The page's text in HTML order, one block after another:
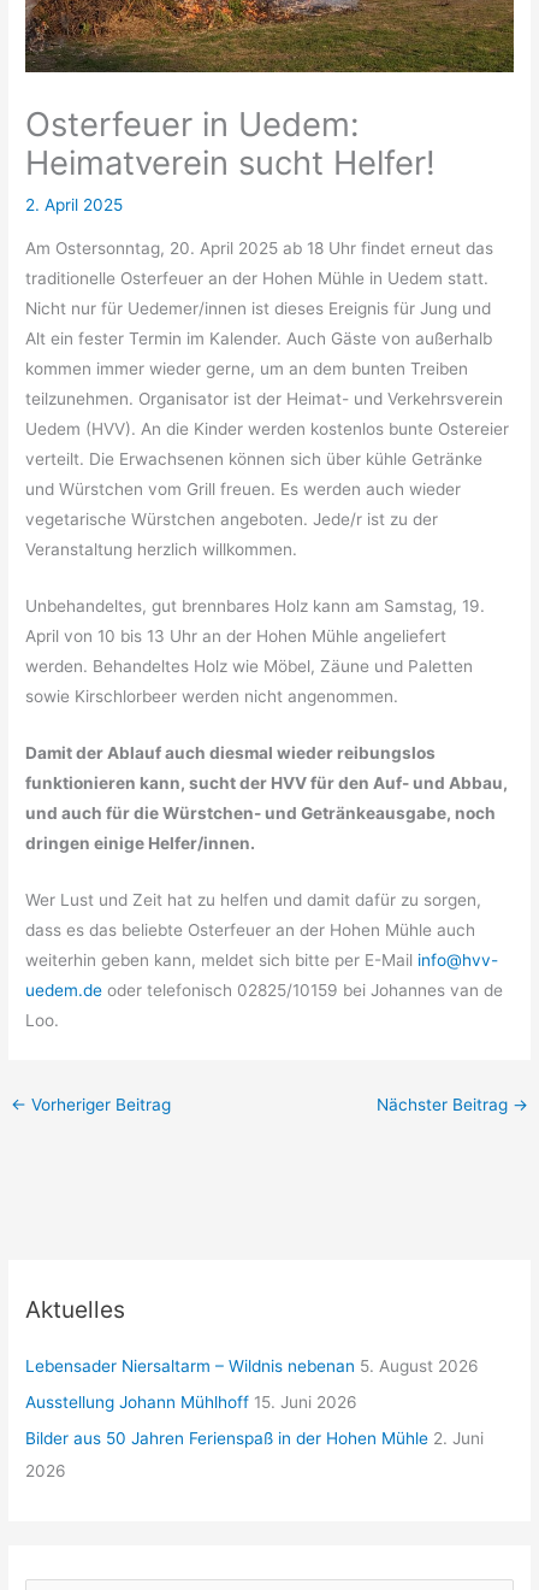
Osterfeuer in Uedem:
Heimatverein sucht Helfer!
2. April 2025
Am Ostersonntag, 20. April 2025 ab 18 Uhr findet erneut das
traditionelle Osterfeuer an der Hohen Mühle in Uedem statt.
Nicht nur für Uedemer/innen ist dieses Ereignis für Jung und
Alt ein fester Termin im Kalender. Auch Gäste von außerhalb
kommen immer wieder gerne, um an dem bunten Treiben
teilzunehmen. Organisator ist der Heimat- und Verkehrsverein
Uedem (HVV). An die Kinder werden kostenlos bunte Ostereier
verteilt. Die Erwachsenen können sich über kühle Getränke
und Würstchen vom Grill freuen. Es werden auch wieder
vegetarische Würstchen angeboten. Jede/r ist zu der
Veranstaltung herzlich willkommen.
Unbehandeltes, gut brennbares Holz kann am Samstag, 19.
April von 10 bis 13 Uhr an der Hohen Mühle angeliefert
werden. Behandeltes Holz wie Möbel, Zäune und Paletten
sowie Kirschlorbeer werden nicht angenommen.
Damit der Ablauf auch diesmal wieder reibungslos
funktionieren kann, sucht der HVV für den Auf- und Abbau,
und auch für die Würstchen- und Getränkeausgabe, noch
dringen einige Helfer/innen.
Wer Lust und Zeit hat zu helfen und damit dafür zu sorgen,
dass es das beliebte Osterfeuer an der Hohen Mühle auch
weiterhin geben kann, meldet sich bitte per E-Mail info@hvv-
uedem.de oder telefonisch 02825/10159 bei Johannes van de
Loo.
← Vorheriger Beitrag Nächster Beitrag →
Aktuelles
Lebensader Niersaltarm – Wildnis nebenan 5. August 2026
Ausstellung Johann Mühlhoff 15. Juni 2026
Bilder aus 50 Jahren Ferienspaß in der Hohen Mühle 2. Juni
2026